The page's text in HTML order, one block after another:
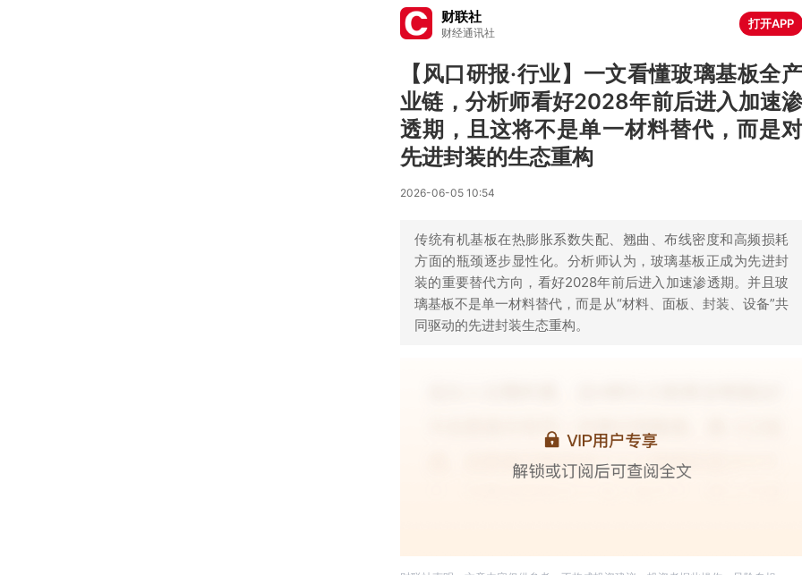
财联社
财经通讯社
打开APP
【风口研报·行业】一文看懂玻璃基板全产
业链，分析师看好2028年前后进入加速渗
透期，且这将不是单一材料替代，而是对
先进封装的生态重构
2026-06-05 10:54
传统有机基板在热膨胀系数失配、翘曲、布线密度和高频损耗
方面的瓶颈逐步显性化。分析师认为，玻璃基板正成为先进封
装的重要替代方向，看好2028年前后进入加速渗透期。并且玻
璃基板不是单一材料替代，而是从“材料、面板、封装、设备”共
同驱动的先进封装生态重构。